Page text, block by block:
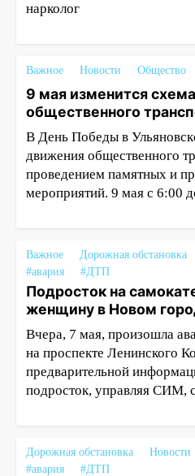
нарколог
Важное Новости Общество
9 мая изменится
общественного
В День Победы в
движения общественного
проведением памятных и
мероприятий. 9 мая с 6:00
Важное Дорожная обстановка
#авария
#ДТП
Подросток на
женщину в Новом
Вчера, 7 мая, произошла
на проспекте Ленинского
предварительной
подросток, управляя СИМ,
Дорожная обстановка
Новости
#авария
#ДТП